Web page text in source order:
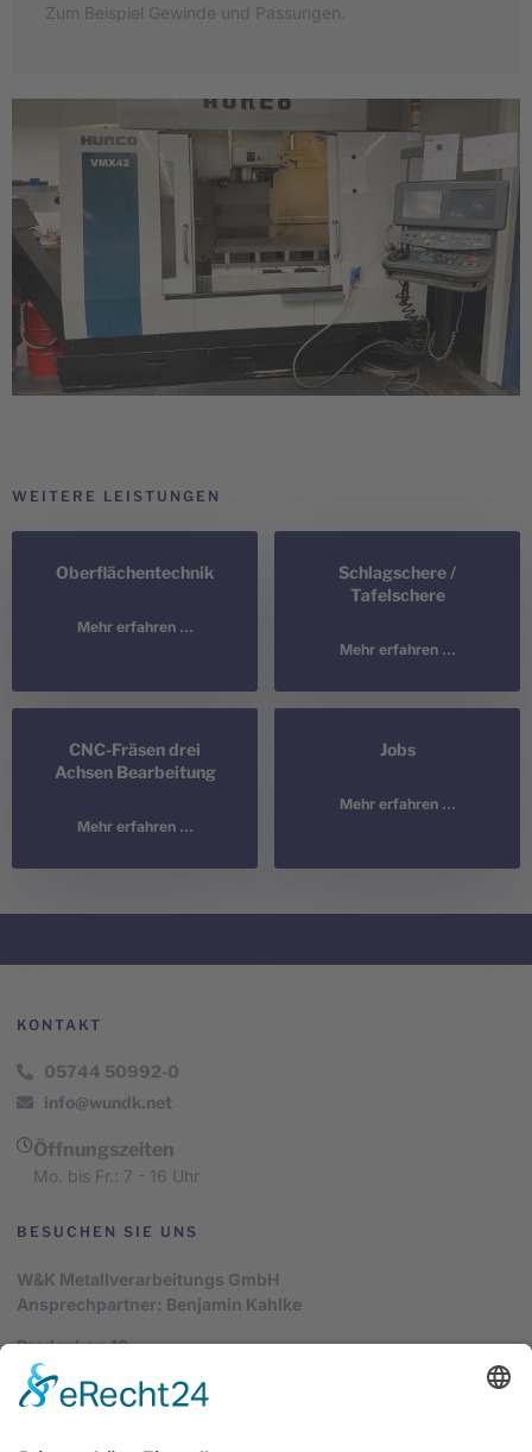
Zum Beispiel Gewinde und Passungen.
WEITERE LEISTUNGEN
Oberflächentechnik
Mehr erfahren ...
Schlagschere /
Tafelschere
Mehr erfahren ...
CNC-Fräsen drei
Achsen Bearbeitung
Mehr erfahren ...
Jobs
Mehr erfahren ...
KONTAKT
05744 50992-0
info@wundk.net
Öffnungszeiten
Mo. bis Fr.: 7 - 16 Uhr
BESUCHEN SIE UNS
W&K Metallverarbeitungs GmbH
Ansprechpartner: Benjamin Kahlke
Bredenhop 10
32609 Hüllhorst